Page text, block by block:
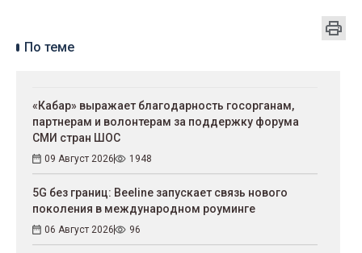
По теме
«Кабар» выражает благодарность госорганам,
партнерам и волонтерам за поддержку форума
СМИ стран ШОС
09 Август 2026 1948
5G без границ: Beeline запускает связь нового
поколения в международном роуминге
06 Август 2026 96